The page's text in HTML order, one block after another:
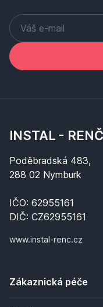
INSTAL -
Poděbradská 483,
288 02 Nymburk
IČO: 62955161
DIČ: CZ62955161
www.instal-renc.cz
Zákaznická péče